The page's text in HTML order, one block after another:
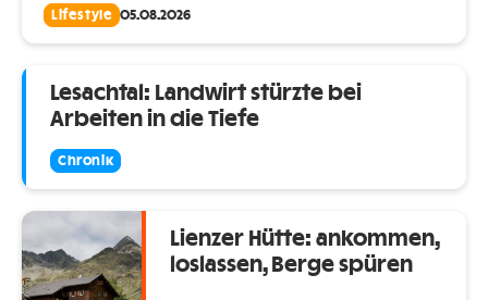
Lifestyle 05.08.2026
Lesachtal: Landwirt stürzte bei
Arbeiten in die Tiefe
Chronik
Lienzer Hütte: ankommen,
loslassen, Berge spüren